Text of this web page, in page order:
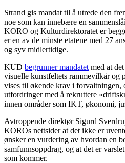
Strand gis mandat til å utrede den
noe som kan innebære en
KORO og Kulturdirektoratet er
er en av de minste etatene med 27
og syv midlertidige.
KUD begrunner mandatet med at
visuelle kunstfeltets rammevilkår og
vises til økende krav i forvaltningen,
utfordringer med å rekruttere
innen områder som IKT, økonomi,
Avtroppende direktør Sigurd
KOROs nettsider at det ikke er
ønsker en vurdering av hvordan en
samfunnsoppdrag, og at det er
som kommer.